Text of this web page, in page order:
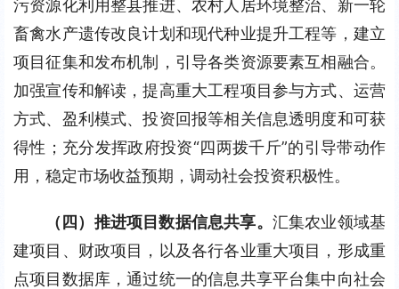
污资源化利用整县推进、农村人居环境整治、新一轮
畜禽水产遗传改良计划和现代种业提升工程等，建立
项目征集和发布机制，引导各类资源要素互相融合。
加强宣传和解读，提高重大工程项目参与方式、运营
方式、盈利模式、投资回报等相关信息透明度和可获
得性；充分发挥政府投资“四两拨千斤”的引导带动作
用，稳定市场收益预期，调动社会投资积极性。
（四）推进项目数据信息共享。 汇集农业领域基
建项目、财政项目，以及各行各业重大项目，形成重
点项目数据库，通过统一的信息共享平台集中向社会